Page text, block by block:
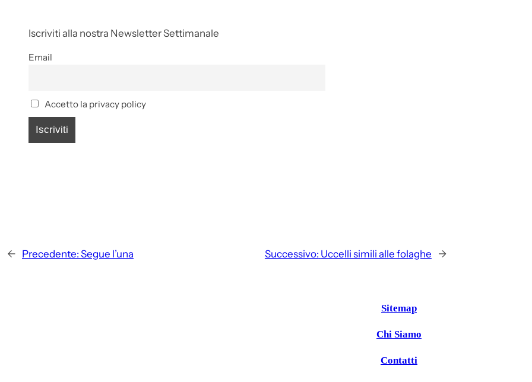
Iscriviti alla nostra Newsletter Settimanale
Email
Accetto la privacy policy
← Precedente: Segue l’una Successivo: Uccelli simili alle folaghe →
Sitemap
Chi Siamo
Contatti